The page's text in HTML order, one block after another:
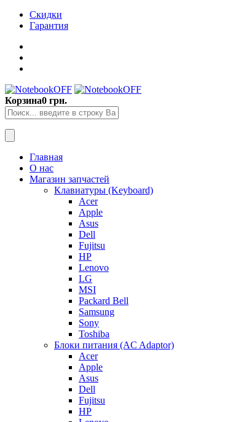
Скидки
Гарантия
Корзина0 грн.
Главная
О нас
Магазин запчастей
Клавиатуры (Keyboard)
Acer
Apple
Asus
Dell
Fujitsu
HP
Lenovo
LG
MSI
Packard Bell
Samsung
Sony
Toshiba
Блоки питания (AC Adaptor)
Acer
Apple
Asus
Dell
Fujitsu
HP